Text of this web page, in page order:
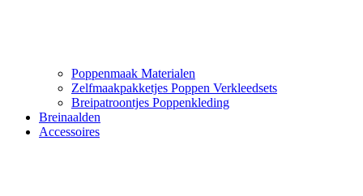
Poppenmaak Materialen
Zelfmaakpakketjes Poppen Verkleedsets
Breipatroontjes Poppenkleding
Breinaalden
Accessoires